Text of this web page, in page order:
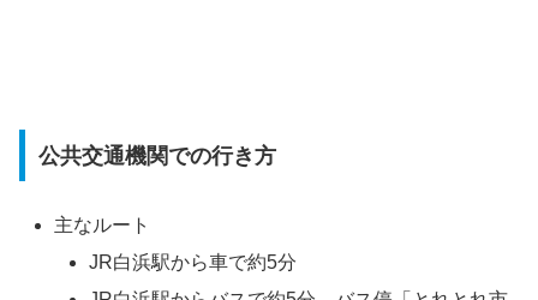
公共交通機関での行き方
主なルート
JR白浜駅から車で約5分